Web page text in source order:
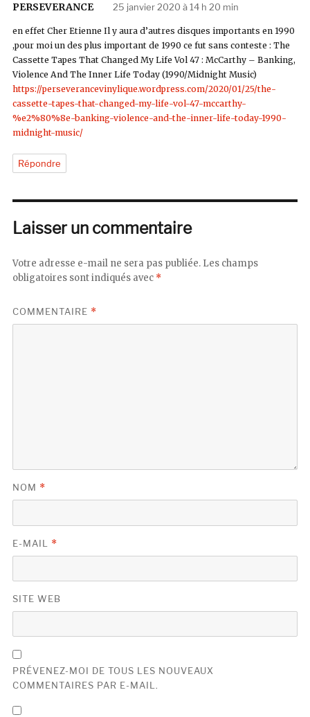
PERSEVERANCEdit : 25 janvier 2020 à 14 h 20 min
en effet Cher Etienne Il y aura d’autres disques importants en 1990
,pour moi un des plus important de 1990 ce fut sans conteste : The
Cassette Tapes That Changed My Life Vol 47 : McCarthy ‎– Banking,
Violence And The Inner Life Today (1990/Midnight Music)
https://perseverancevinylique.wordpress.com/2020/01/25/the-
cassette-tapes-that-changed-my-life-vol-47-mccarthy-
%e2%80%8e-banking-violence-and-the-inner-life-today-1990-
midnight-music/
Répondre
Laisser un commentaire
Votre adresse e-mail ne sera pas publiée. Les champs
obligatoires sont indiqués avec *
COMMENTAIRE *
NOM *
E-MAIL *
SITE WEB
PRÉVENEZ-MOI DE TOUS LES NOUVEAUX
COMMENTAIRES PAR E-MAIL.